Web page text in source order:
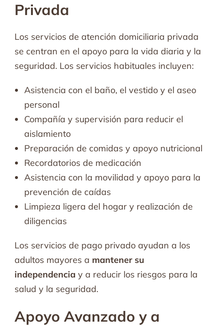
Privada
Los servicios de atención domiciliaria privada
se centran en el apoyo para la vida diaria y la
seguridad. Los servicios habituales incluyen:
Asistencia con el baño, el vestido y el aseo
personal
Compañía y supervisión para reducir el
aislamiento
Preparación de comidas y apoyo nutricional
Recordatorios de medicación
Asistencia con la movilidad y apoyo para la
prevención de caídas
Limpieza ligera del hogar y realización de
diligencias
Los servicios de pago privado ayudan a los
adultos mayores a mantener su
independencia y a reducir los riesgos para la
salud y la seguridad.
Apoyo Avanzado y a